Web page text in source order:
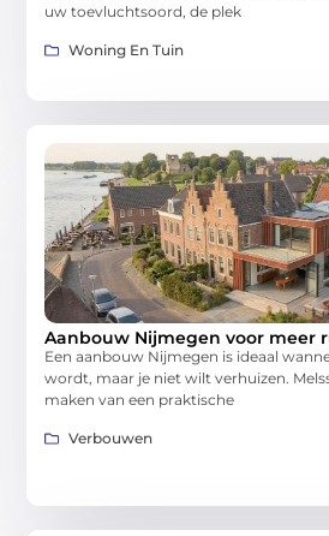
uw toevluchtsoord, de plek
Woning En Tuin
Aanbouw Nijmegen voor meer
Een aanbouw Nijmegen is ideaal
wordt, maar je niet wilt verhuizen.
maken van een praktische
Verbouwen